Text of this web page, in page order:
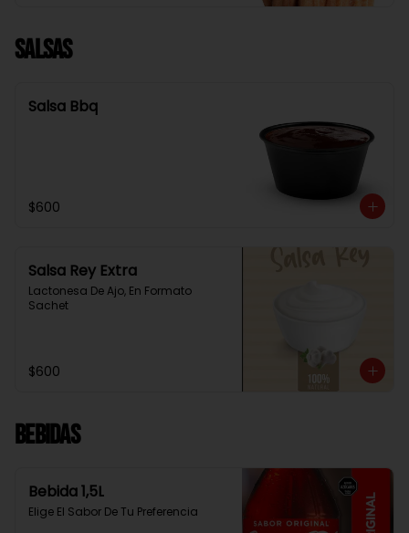
Salsas
Salsa Bbq
$600
Salsa Rey Extra
Lactonesa De Ajo, En Formato
Sachet
$600
Bebidas
Bebida 1,5L
Elige El Sabor De Tu Preferencia